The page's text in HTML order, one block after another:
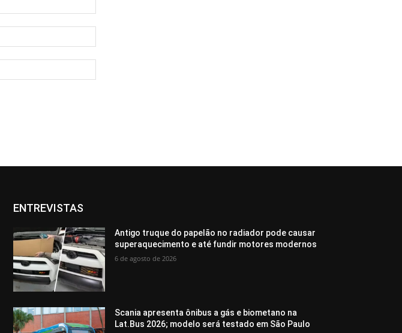
ENTREVISTAS
Antigo truque do papelão no radiador pode causar
superaquecimento e até fundir motores modernos
6 de agosto de 2026
Scania apresenta ônibus a gás e biometano na
Lat.Bus 2026; modelo será testado em São Paulo